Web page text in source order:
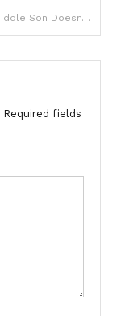
Father’s Middle Son Doesn’t Look Enough Like Him So He Conducts a DNA Test on the Boy
Required fields